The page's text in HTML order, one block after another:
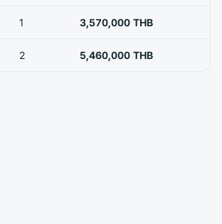
1 3,570,000 THB
2 5,460,000 THB